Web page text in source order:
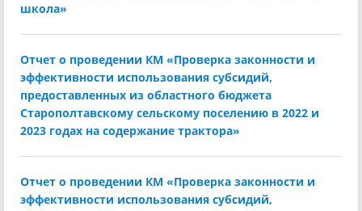
школа»
Отчет о проведении КМ «Проверка законности и
эффективности использования субсидий,
предоставленных из областного бюджета
Старополтавскому сельскому поселению в 2022 и
2023 годах на содержание трактора»
Отчет о проведении КМ «Проверка законности и
эффективности использования субсидий,